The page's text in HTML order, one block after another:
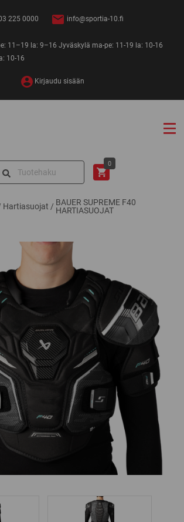
225 0000 info@sportia-10.fi
11–19 la: 9–16 Jyväskylä ma-pe: 11-19 la: 10-16
10-16
Kirjaudu sisään
0
Hartiasuojat / BAUER SUPREME F40
HARTIASUOJAT